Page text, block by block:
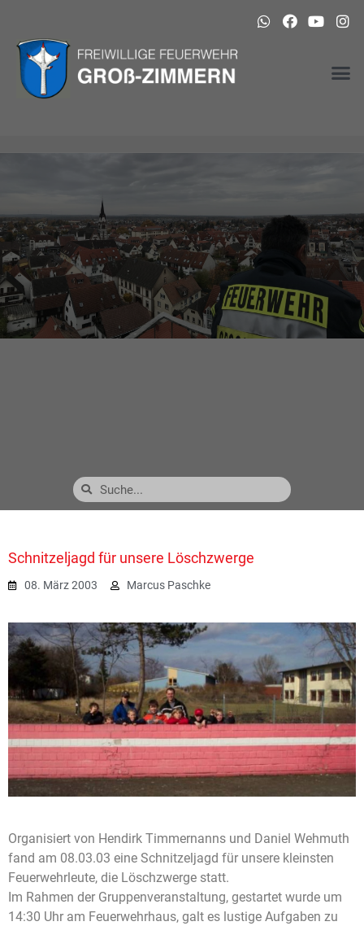
Schnitzeljagd für unsere Löschzwerge
08. März 2003 Marcus Paschke
Organisiert von Hendirk Timmernanns und Daniel Wehmuth
fand am 08.03.03 eine Schnitzeljagd für unsere kleinsten
Feuerwehrleute, die Löschzwerge statt.
Im Rahmen der Gruppenveranstaltung, gestartet wurde um
14:30 Uhr am Feuerwehrhaus, galt es lustige Aufgaben zu